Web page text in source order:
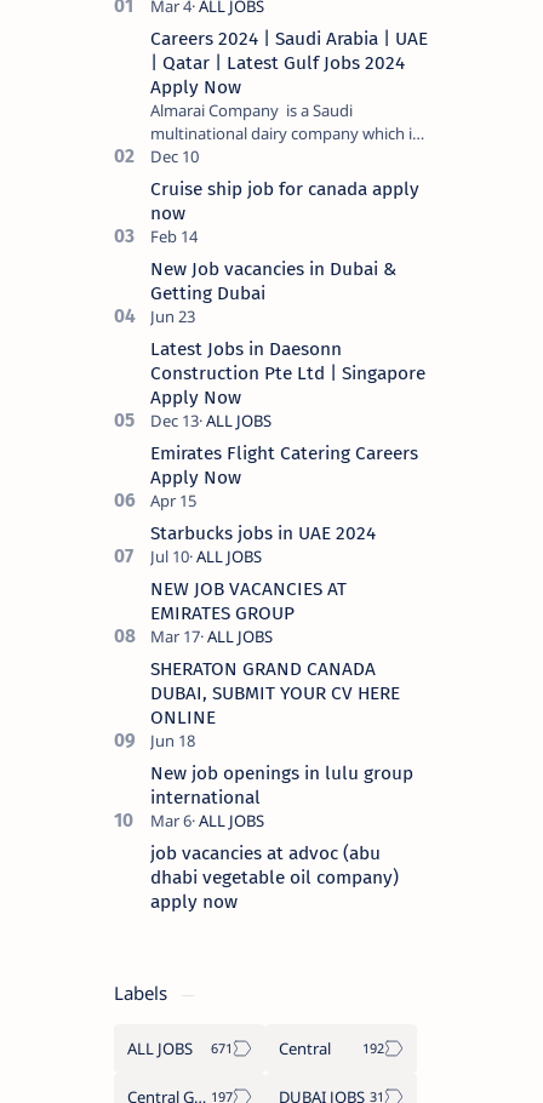
Careers 2024 | Saudi Arabia | UAE
| Qatar | Latest Gulf Jobs 2024
Apply Now
Almarai Company is a Saudi
multinational dairy company which is
listed on the Tadawul stock exchange.
It specializes in food and bevera…
Cruise ship job for canada apply
now
New Job vacancies in Dubai &
Getting Dubai
Latest Jobs in Daesonn
Construction Pte Ltd | Singapore
Apply Now
Emirates Flight Catering Careers
Apply Now
Starbucks jobs in UAE 2024
NEW JOB VACANCIES AT
EMIRATES GROUP
SHERATON GRAND CANADA
DUBAI, SUBMIT YOUR CV HERE
ONLINE
New job openings in lulu group
international
job vacancies at advoc (abu
dhabi vegetable oil company)
apply now
Labels
ALL JOBS Central
Central Government Job DUBAI JOBS